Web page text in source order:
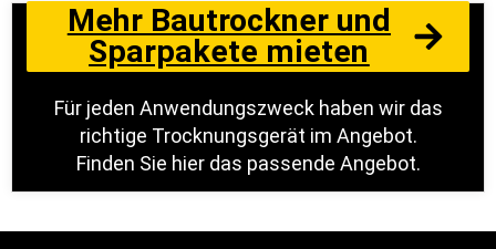
Mehr Bautrockner und
Sparpakete mieten
Für jeden Anwendungszweck haben wir das
richtige Trocknungsgerät im Angebot.
Finden Sie hier das passende Angebot.